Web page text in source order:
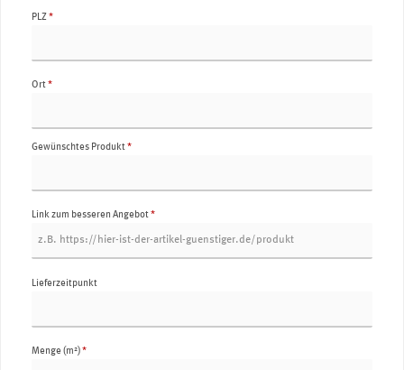
PLZ*
Ort*
Gewünschtes Produkt*
Link zum besseren Angebot*
Lieferzeitpunkt
Menge (m²)*